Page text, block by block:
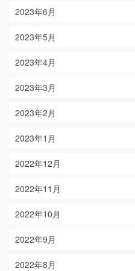
2023年6月
2023年5月
2023年4月
2023年3月
2023年2月
2023年1月
2022年12月
2022年11月
2022年10月
2022年9月
2022年8月